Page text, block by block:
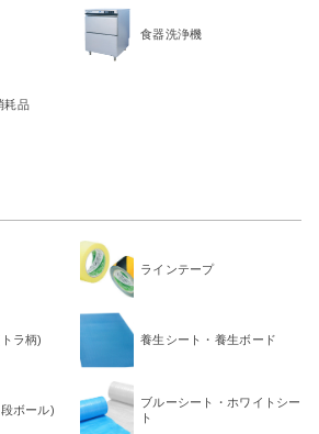
食器洗浄機
耗品
ラインテープ
ラ柄) 養生シート・養生ボード
ボール)
ブルーシート・ホワイトシー
ト